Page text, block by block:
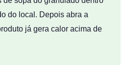
do local. Depois abra a
já gera calor acima de